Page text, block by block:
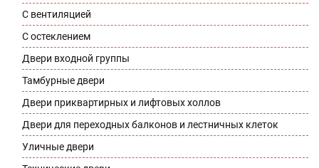
С вентиляцией
С остеклением
Двери входной группы
Тамбурные двери
Двери приквартирных и лифтовых холлов
Двери для переходных балконов и лестничных клеток
Уличные двери